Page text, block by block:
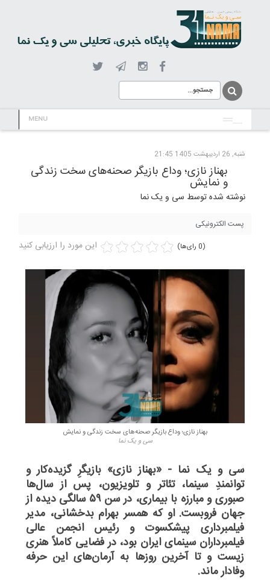
MENU
شنبه, 26 ارديبهشت 1405 21:45
بهناز نازی؛ وداع بازیگر صحنه‌های سخت زندگی
و نمایش
نوشته شده توسط سی و یک نما
پست الکترونیکی
این مورد را ارزیابی کنید (0 رای‌ها)
بهناز نازی؛ وداع بازیگر صحنه‌های سخت زندگی و نمایش
سی و یک نما
سی و یک نما - «بهناز نازی» بازیگرِ گزیده‌کار و
توانمندِ سینما، تئاتر و تلویزیون، پس از سال‌ها
صبوری و مبارزه با بیماری، در سن ۵۹ سالگی دیده از
جهان فروبست. او که همسر بهرام بدخشانی، مدیر
فیلمبرداری پیشکسوت و رئیس انجمن عالی
فیلمبرداران سینمای ایران بود، در فضایی کاملاً هنری
زیست و تا آخرین روزها به آرمان‌های این حرفه
وفادار ماند.